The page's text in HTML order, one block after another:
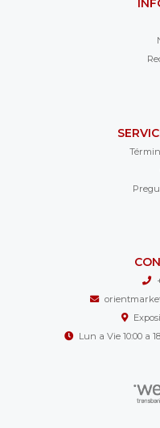
Lun a Vie 10:00 a